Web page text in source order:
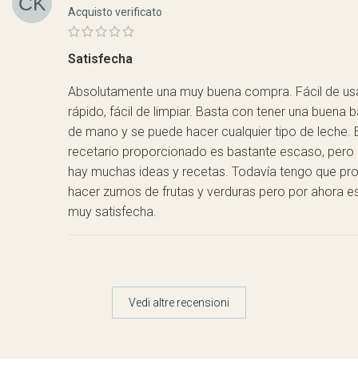
Acquisto verificato
Satisfecha
Absolutamente una muy buena compra. Fácil de
rápido, fácil de limpiar. Basta con tener una buena
de mano y se puede hacer cualquier tipo de leche.
recetario proporcionado es bastante escaso, pero
hay muchas ideas y recetas. Todavía tengo que
hacer zumos de frutas y verduras pero por ahora
muy satisfecha.
Vedi altre recensioni